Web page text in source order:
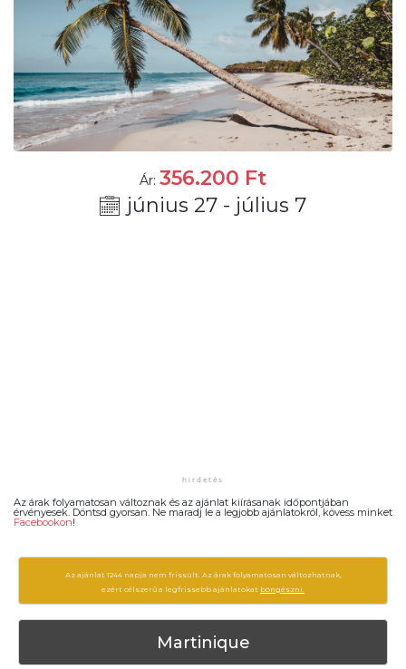
Ár: 356.200 Ft
június 27 - július 7
Az árak folyamatosan változnak és az ajánlat kiírásanak időpontjában
érvényesek. Döntsd gyorsan. Ne maradj le a legjobb ajánlatokról, kövess minket
Facebookon!
Az ajánlat 1244 napja nem frissült. Az árak folyamatosan változhatnak,
ezért célszerű a legfrissebb ajánlatokat böngészni.
Martinique